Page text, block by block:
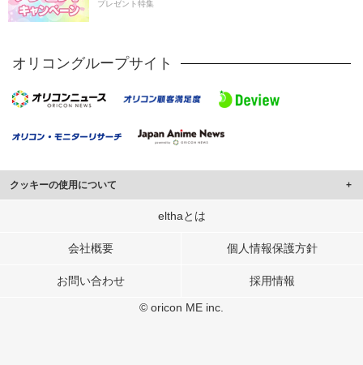
プレゼント特集
オリコングループサイト
クッキーの使用について
このサイトでは Cookie を使用して、ユーザーに合わせたコンテンツや広告の
行っています。
メディアや広告配信、データ解析の各パートナーに提供しています。
elthaとは
会社概要 個人情報保護方針
お問い合わせ 採用情報
© oricon ME inc.